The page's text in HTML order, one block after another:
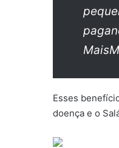
Esses
doença e o